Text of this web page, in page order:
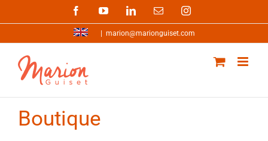
FacebookYouTubeLinkedInEmail Instagram
marion@marionguiset.com
Boutique